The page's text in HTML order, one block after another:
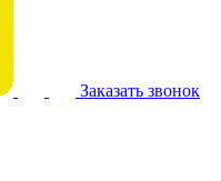
Заказать звонок